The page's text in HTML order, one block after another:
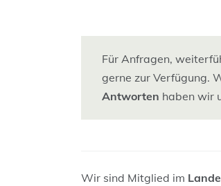
Für Anfragen,
gerne zur Verfügung.
Antworten haben wir
Wir sind Mitglied im